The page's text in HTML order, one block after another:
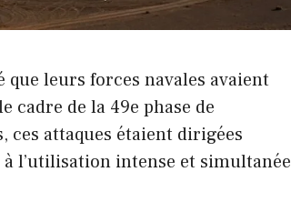
leurs forces navales avaient
cadre de la 49e phase de
ces attaques étaient dirigées
l’utilisation intense et simultanée